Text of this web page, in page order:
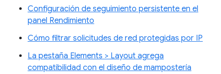
Configuración de seguimiento persistente en el
panel Rendimiento
Cómo filtrar solicitudes de red protegidas por IP
La pestaña Elements > Layout agrega
compatibilidad con el diseño de mampostería